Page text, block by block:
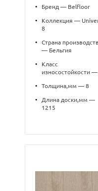
• Бренд — Belfloor
•
Коллекция —
8
•
Страна
— Бельгия
•
Класс
износостойкости
• Толщина,мм — 8
•
Длина доски,мм —
1215